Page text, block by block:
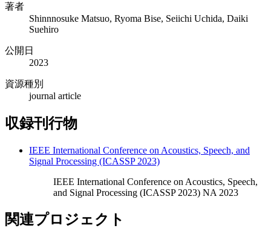
著者
Shinnnosuke Matsuo, Ryoma Bise, Seiichi Uchida, Daiki
Suehiro
公開日
2023
資源種別
journal article
収録刊行物
IEEE International Conference on Acoustics, Speech, and
Signal Processing (ICASSP 2023)
IEEE International Conference on Acoustics, Speech,
and Signal Processing (ICASSP 2023) NA 2023
関連プロジェクト